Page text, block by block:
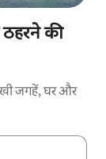
ठहरने की
जगहें, घर और